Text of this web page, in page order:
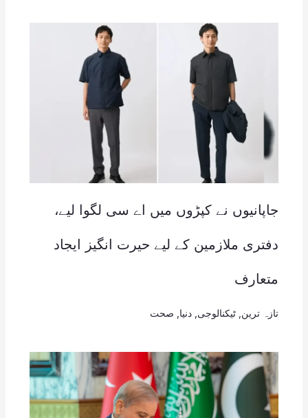
جاپانیوں نے کپڑوں میں اے سی لگوا لیے،
دفتری ملازمین کے لیے حیرت انگیز ایجاد
متعارف
تازہ ترین ٹیکنالوجی دنیا صحت